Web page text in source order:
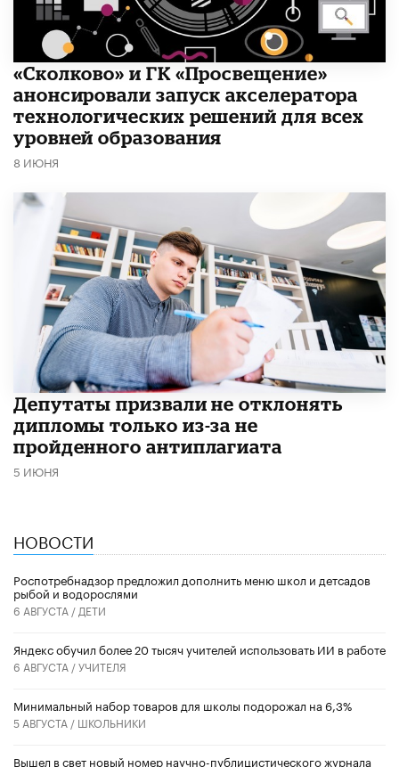
«Сколково» и ГК «Просвещение»
анонсировали запуск акселератора
технологических решений для всех
уровней образования
8 ИЮНЯ
Депутаты призвали не отклонять
дипломы только из-за не
пройденного антиплагиата
5 ИЮНЯ
НОВОСТИ
Роспотребнадзор предложил дополнить меню школ и детсадов
рыбой и водорослями
6 АВГУСТА / ДЕТИ
​Яндекс обучил более 20 тысяч учителей использовать ИИ в работе
6 АВГУСТА /УЧИТЕЛЯ
Минимальный набор товаров для школы подорожал на 6,3%
5 АВГУСТА / ШКОЛЬНИКИ
Вышел в свет новый номер научно-публицистического журнала